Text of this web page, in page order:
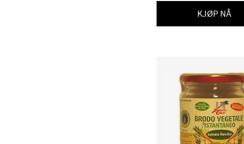
KJØP NÅ